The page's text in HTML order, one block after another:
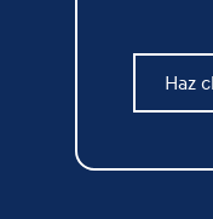
Haz clic
Haz